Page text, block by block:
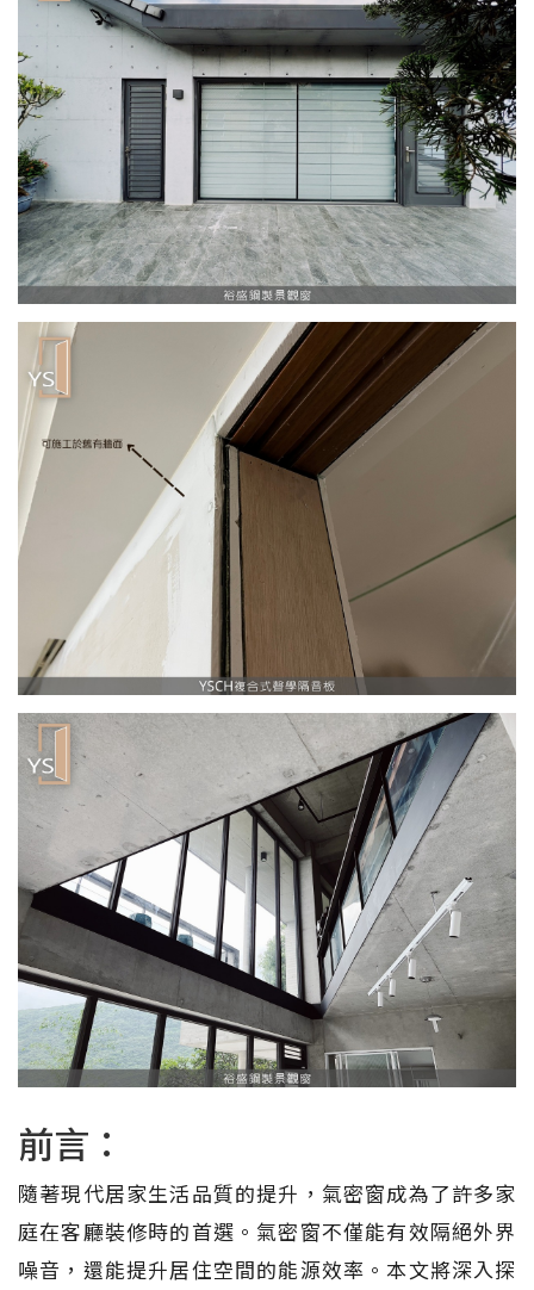
前言：
隨著現代居家生活品質的提升，氣密窗成為了許多家
庭在客廳裝修時的首選。氣密窗不僅能有效隔絕外界
噪音，還能提升居住空間的能源效率。本文將深入探